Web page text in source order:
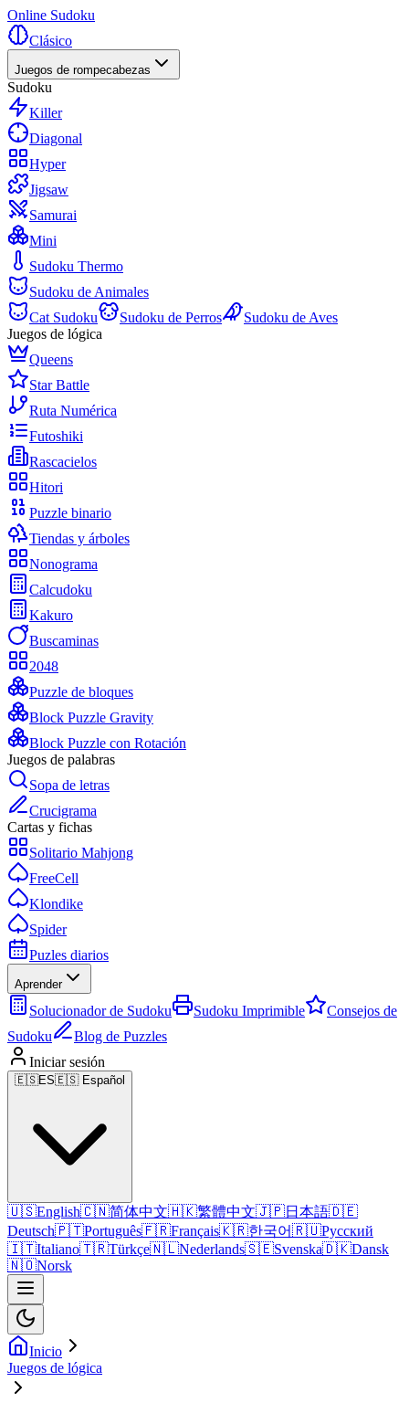
Online Sudoku
Clásico
Juegos de rompecabezas
Sudoku
Killer
Diagonal
Hyper
Jigsaw
Samurai
Mini
Sudoku Thermo
Sudoku de Animales
Cat Sudoku
Sudoku de Perros
Sudoku de Aves
Juegos de lógica
Queens
Star Battle
Ruta Numérica
Futoshiki
Rascacielos
Hitori
Puzzle binario
Tiendas y árboles
Nonograma
Calcudoku
Kakuro
Buscaminas
2048
Puzzle de bloques
Block Puzzle Gravity
Block Puzzle con Rotación
Juegos de palabras
Sopa de letras
Crucigrama
Cartas y fichas
Solitario Mahjong
FreeCell
Klondike
Spider
Puzles diarios
Aprender
Solucionador de Sudoku Sudoku Imprimible
Consejos de
Sudoku
Blog de Puzzles
Iniciar sesión
🇪🇸ES🇪🇸 Español
🇺🇸English🇨🇳简体中文🇭🇰繁體中文🇯🇵日本語🇩🇪
Deutsch🇵🇹Português🇫🇷Français🇰🇷한국어🇷🇺Русский
🇮🇹Italiano🇹🇷Türkçe🇳🇱Nederlands🇸🇪Svenska🇩🇰Dansk
🇳🇴Norsk
Inicio
Juegos de lógica